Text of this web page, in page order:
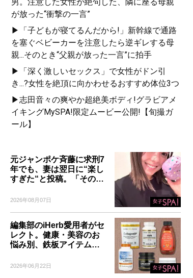
が放った“衝撃の一言”
▶「子どもが寝てるんだから!」新幹線で通路
を塞ぐベビーカーを注意したら逆ギレする母
親...そのとき“父親が放った一言”に拍手
▶「深く激しいセックス」で女性がドン引
き...?女性を絶頂に向かわせるおすすめ体位3つ
▶志田音々の爽やか超絶美ボディ!グラビアメ
イキングMySPA!限定ムービー公開!【旬撮ガ
ール】
元ジャンポケ斉藤に求刑7
年でも、妻は翌日に“楽し
すぎた“と投稿。「その…
2026年08月07日
編集部のiHerb愛用者がセ
レクト。健康・美容のお
悩み別、鉄板アイテム…
2026年06月22日